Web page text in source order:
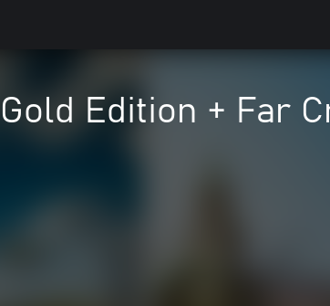
Edition + Far